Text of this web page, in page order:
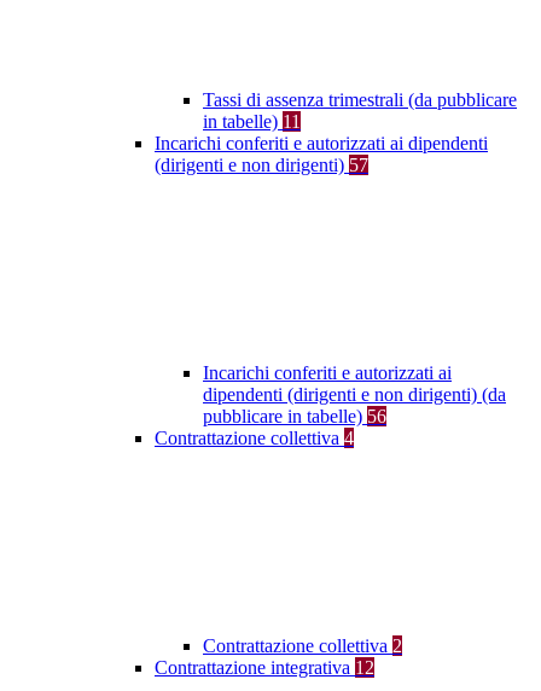
Tassi di assenza trimestrali (da pubblicare
in tabelle) 11
Incarichi conferiti e autorizzati ai dipendenti
(dirigenti e non dirigenti) 57
Incarichi conferiti e autorizzati ai
dipendenti (dirigenti e non dirigenti) (da
pubblicare in tabelle) 56
Contrattazione collettiva 4
Contrattazione collettiva 2
Contrattazione integrativa 12